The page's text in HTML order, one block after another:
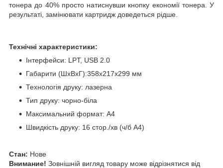
тонера до 40% просто натиснувши кнопку економії тонера. У
результаті, замінювати картридж доведеться рідше.
Технічні характеристики:
Інтерфейси: LPT, USB 2.0
Габарити (ШхВхГ):358x217x299 мм
Технологія друку: лазерна
Тип друку: чорно-біла
Максимальний формат: A4
Швидкість друку: 16 стор./хв (ч/б А4)
Стан: Нове
Внимание! Зовнішній вигляд товару може відрізнятися від